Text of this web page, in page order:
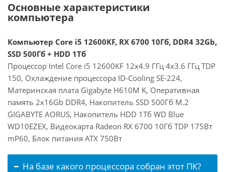
Основные характеристики
компьютера
Компьютер Core i5 12600KF, RX 6700 10Гб, DDR4 32Gb,
SSD 500Гб + HDD 1Тб
Процессор Intel Core i5 12600KF 12x4.9 ГГц 4x3.6 ГГц TDP
150, Охлаждение процессора ID-Cooling SE-224,
Материнская плата Gigabyte H610M K, Оперативная
память 2x16Gb DDR4, Накопитель SSD 500Гб M.2
GIGABYTE AORUS, Накопитель HDD 1Тб WD Blue
WD10EZEX, Видеокарта Radeon RX 6700 10Гб TDP 175Вт
mP60, Блок питания ATX 750Вт
На базе какого процессора собран этот ПК?